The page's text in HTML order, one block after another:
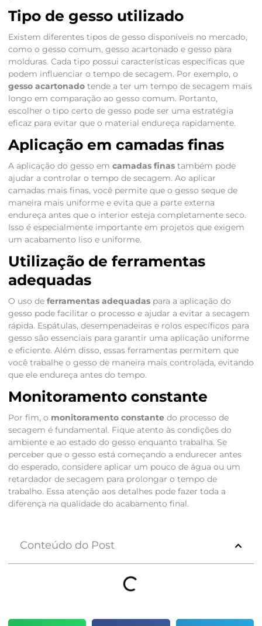
Tipo de gesso utilizado
Existem diferentes tipos de gesso disponíveis no mercado,
como o gesso comum, gesso acartonado e gesso para
molduras. Cada tipo possui características específicas que
podem influenciar o tempo de secagem. Por exemplo, o
gesso acartonadotende a ter um tempo de secagem mais
longo em comparação ao gesso comum. Portanto,
escolher o tipo certo de gesso pode ser uma estratégia
eficaz para evitar que o material endureça rapidamente.
Aplicação em camadas finas
A aplicação do gesso em camadas finastambém pode
ajudar a controlar o tempo de secagem. Ao aplicar
camadas mais finas, você permite que o gesso seque de
maneira mais uniforme e evita que a parte externa
endureça antes que o interior esteja completamente seco.
Isso é especialmente importante em projetos que exigem
um acabamento liso e uniforme.
Utilização de ferramentas
adequadas
O uso de ferramentas adequadaspara a aplicação do
gesso pode facilitar o processo e ajudar a evitar a secagem
rápida. Espátulas, desempenadeiras e rolos específicos para
gesso são essenciais para garantir uma aplicação uniforme
e eficiente. Além disso, essas ferramentas permitem que
você trabalhe o gesso de maneira mais controlada, evitando
que ele endureça antes do tempo.
Monitoramento constante
Por fim, o monitoramento constantedo processo de
secagem é fundamental. Fique atento às condições do
ambiente e ao estado do gesso enquanto trabalha. Se
perceber que o gesso está começando a endurecer antes
do esperado, considere aplicar um pouco de água ou um
retardador de secagem para prolongar o tempo de
trabalho. Essa atenção aos detalhes pode fazer toda a
diferença na qualidade do acabamento final.
Conteúdo do Post